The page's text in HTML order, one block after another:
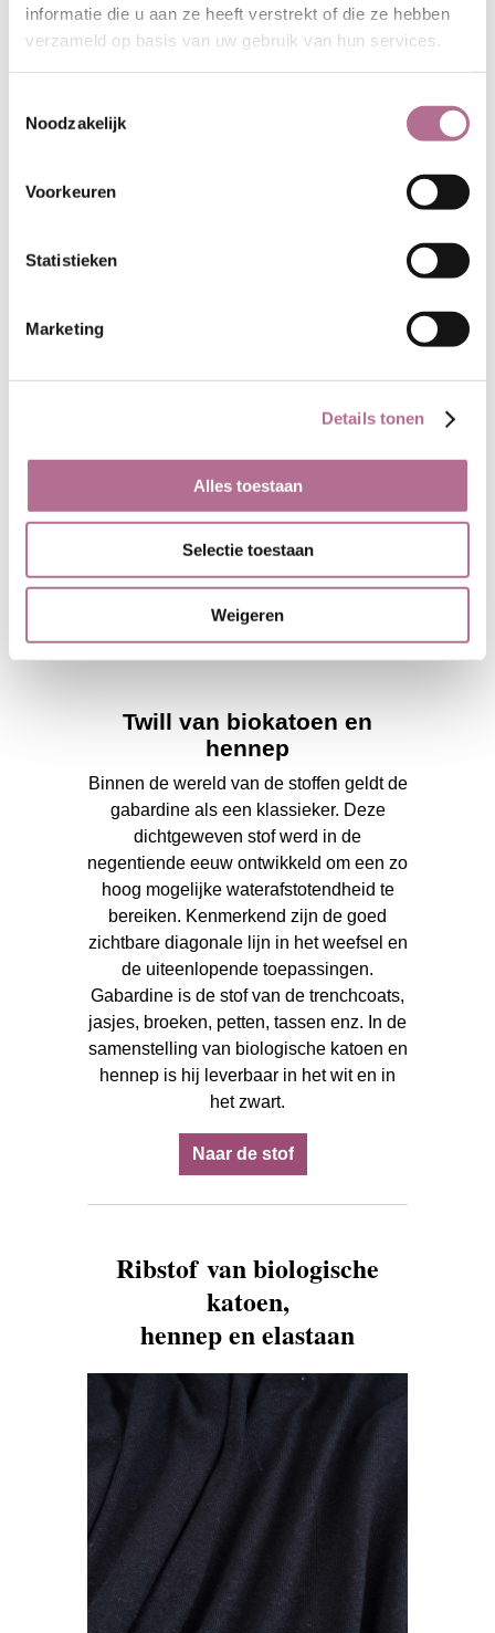
informatie die u aan ze heeft verstrekt of die ze hebben
verzameld op basis van uw gebruik van hun services.
Noodzakelijk
Voorkeuren
Statistieken
Marketing
Details tonen
Alles toestaan
Selectie toestaan
Weigeren
Naar de stof
Gabardine van hennep en
Twill van biokatoen en
hennep
Binnen de wereld van de stoffen geldt de
gabardine als een klassieker. Deze
dichtgeweven stof werd in de
negentiende eeuw ontwikkeld om een zo
hoog mogelijke waterafstotendheid te
bereiken. Kenmerkend zijn de goed
zichtbare diagonale lijn in het weefsel en
de uiteenlopende toepassingen.
Gabardine is de stof van de trenchcoats,
jasjes, broeken, petten, tassen enz. In de
samenstelling van biologische katoen en
hennep is hij leverbaar in het wit en in
het zwart.
Naar de stof
Ribstof van biologische
katoen,
hennep en elastaan